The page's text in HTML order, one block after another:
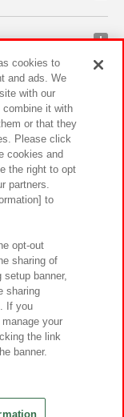
イトポリシー
ィ方針と検証結果
問・お問い合わせ
cookies to
and ads. We
with our
combine it with
or that they
Please click
cookies and
the right to opt
partners.
to
opt-out
sharing of
banner,
sharing
If you
your
the link
banner.